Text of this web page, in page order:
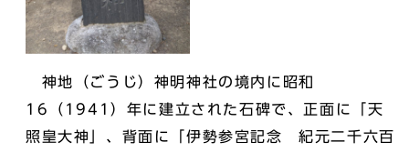
神地（ごうじ）神明神社の境内に昭和
16（1941）年に建立された石碑で、正面に「天
照皇大神」、背面に「伊勢参宮記念 紀元二千六百